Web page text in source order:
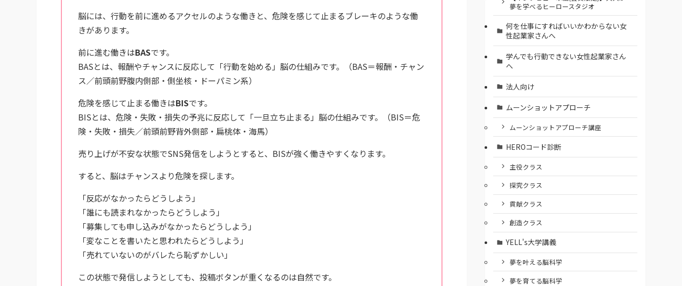
脳には、行動を前に進めるアクセルのような働きと、危険を感じて止まるブレーキのような働
きがあります。
前に進む働きはBASです。
BASとは、報酬やチャンスに反応して「行動を始める」脳の仕組みです。（BAS＝報酬・チャン
ス／前頭前野腹内側部・側坐核・ドーパミン系）
危険を感じて止まる働きはBISです。
BISとは、危険・失敗・損失の予兆に反応して「一旦立ち止まる」脳の仕組みです。（BIS＝危
険・失敗・損失／前頭前野背外側部・扁桃体・海馬）
売り上げが不安な状態でSNS発信をしようとすると、BISが強く働きやすくなります。
すると、脳はチャンスより危険を探します。
「反応がなかったらどうしよう」
「誰にも読まれなかったらどうしよう」
「募集しても申し込みがなかったらどうしよう」
「変なことを書いたと思われたらどうしよう」
「売れていないのがバレたら恥ずかしい」
この状態で発信しようとしても、投稿ボタンが重くなるのは自然です。
夢を学べるヒーロースタジオ
何を仕事にすればいいかわからない女
性起業家さんへ
学んでも行動できない女性起業家さん
へ
法人向け
ムーンショットアプローチ
ムーンショットアプローチ講座
HEROコード診断
主役クラス
探究クラス
貢献クラス
創造クラス
YELL's大学講義
夢を叶える脳科学
夢を育てる脳科学